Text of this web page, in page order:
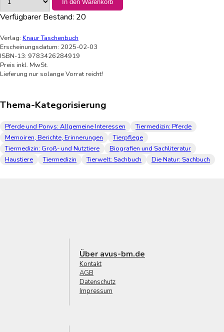
In den Warenkorb
Verfügbarer Bestand: 20
Verlag: Knaur Taschenbuch
Erscheinungsdatum: 2025-02-03
ISBN-13: 9783426284919
Preis inkl. MwSt.
Lieferung nur solange Vorrat reicht!
Thema-Kategorisierung
Pferde und Ponys: Allgemeine Interessen
Tiermedizin: Pferde
Memoiren, Berichte, Erinnerungen
Tierpflege
Tiermedizin: Groß- und Nutztiere
Biografien und Sachliteratur
Haustiere
Tiermedizin Tierwelt: Sachbuch Die Natur: Sachbuch
Über avus-bm.de
Kontakt
AGB
Datenschutz
Impressum